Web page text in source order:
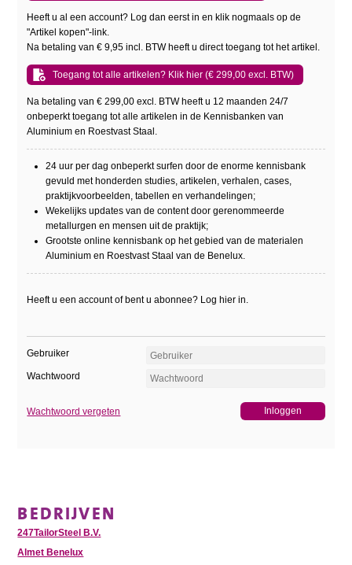
Heeft u al een account? Log dan eerst in en klik nogmaals op de
"Artikel kopen"-link.
Na betaling van € 9,95 incl. BTW heeft u direct toegang tot het artikel.
Toegang tot alle artikelen? Klik hier (€ 299,00 excl. BTW)
Na betaling van € 299,00 excl. BTW heeft u 12 maanden 24/7
onbeperkt toegang tot alle artikelen in de Kennisbanken van
Aluminium en Roestvast Staal.
24 uur per dag onbeperkt surfen door de enorme kennisbank
gevuld met honderden studies, artikelen, verhalen, cases,
praktijkvoorbeelden, tabellen en verhandelingen;
Wekelijks updates van de content door gerenommeerde
metallurgen en mensen uit de praktijk;
Grootste online kennisbank op het gebied van de materialen
Aluminium en Roestvast Staal van de Benelux.
Heeft u een account of bent u abonnee? Log hier in.
Gebruiker
Wachtwoord
Wachtwoord vergeten
BEDRIJVEN
247TailorSteel B.V.
Almet Benelux